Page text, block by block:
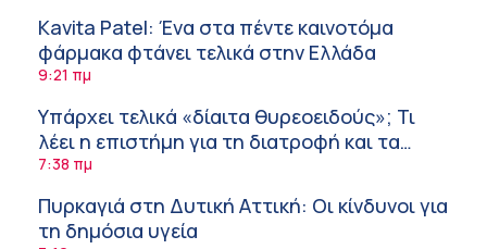
Kavita Patel: Ένα στα πέντε καινοτόμα
φάρμακα φτάνει τελικά στην Ελλάδα
9:21 πμ
Υπάρχει τελικά «δίαιτα θυρεοειδούς»; Τι
λέει η επιστήμη για τη διατροφή και τα
συμπληρώματα
7:38 πμ
Πυρκαγιά στη Δυτική Αττική: Οι κίνδυνοι για
τη δημόσια υγεία